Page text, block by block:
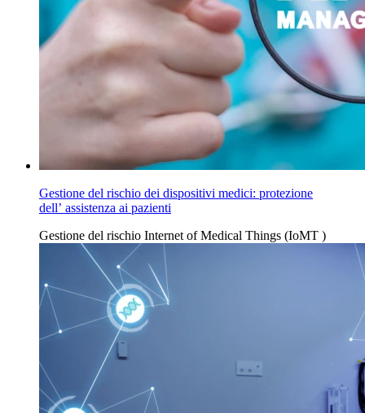
Gestione del rischio dei dispositivi medici: protezione
dell’ assistenza ai pazienti
Gestione del rischio Internet of Medical Things (IoMT )